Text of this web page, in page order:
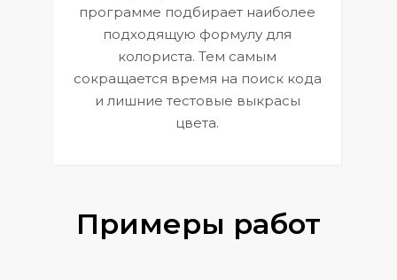
программе подбирает наиболее
подходящую формулу для
колориста. Тем самым
сокращается время на поиск кода
и лишние тестовые выкрасы
цвета.
Примеры работ